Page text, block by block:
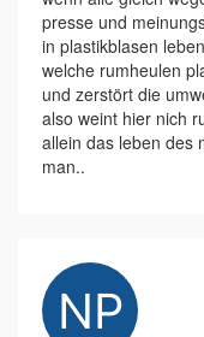
presse und
in plastikblasen
welche rumheulen
und zerstört die
also weint hier nich
allein das leben des
man..